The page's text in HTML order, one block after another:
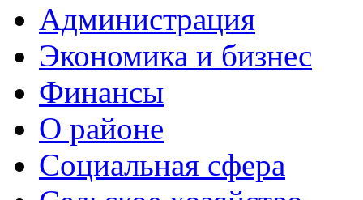
Администрация
Экономика и бизнес
Финансы
О районе
Социальная сфера